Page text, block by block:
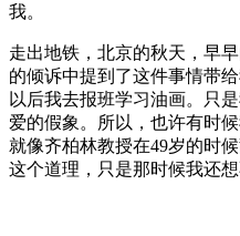
我。
走出地铁，北京的秋天，早
的倾诉中提到了这件事情带
以后我去报班学习油画。只
爱的假象。所以，也许有时
就像齐柏林教授在49岁的时
这个道理，只是那时候我还